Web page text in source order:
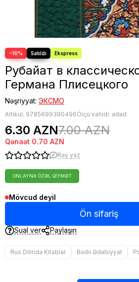
−10%
Рубайат в
Германа Плисецкого
Nəşriyyat: ЭКСМО
Artikul: 9785699390496Ölçü vahidi: ədəd
6.30 AZN7.00 AZN
Qənaət 0.70 AZN
Rəy yaz
ONLAYNA ÖZƏL QIYMƏT
Mövcud deyil
Ön sifariş
Sual ver Paylaşın
Rus Dilində Kitablar Bədii Ədəbiyyat